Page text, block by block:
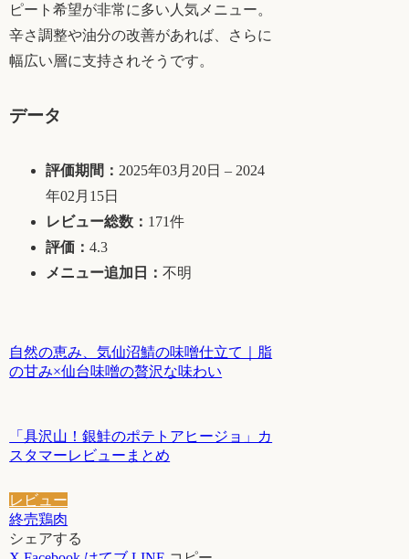
ピート希望が非常に多い人気メニュー。
辛さ調整や油分の改善があれば、さらに
幅広い層に支持されそうです。
データ
評価期間： 2025年03月20日 – 2024
年02月15日
レビュー総数： 171件
評価：4.3
メニュー追加日：不明
自然の恵み、気仙沼鯖の味噌仕立て｜脂
の甘み×仙台味噌の贅沢な味わい
「具沢山！銀鮭のポテトアヒージョ」カ
スタマーレビューまとめ
レビュー
終売鶏肉
シェアする